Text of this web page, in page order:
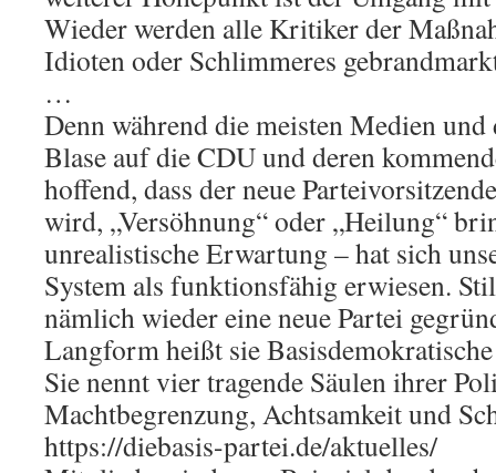
Wieder werden alle Kritiker der
Idioten oder Schlimmeres
…
Denn während die meisten Medien
Blase auf die CDU und deren
hoffend, dass der neue
wird, „Versöhnung“ oder „Heilung“
unrealistische Erwartung – hat sich
System als funktionsfähig erwiesen.
nämlich wieder eine neue Partei
Langform heißt sie
Sie nennt vier tragende Säulen ihrer
Machtbegrenzung, Achtsamkeit und
https://diebasis-partei.de/aktuelles/